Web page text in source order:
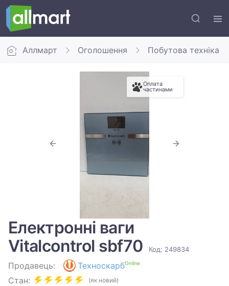
Аллмарт Оголошення Побутова техніка
Оплата
частинами
Електронні ваги
Vitalcontrol sbf70
Код: 249834
Продавець: ТехноскарбOnline
Стан: (як новий)